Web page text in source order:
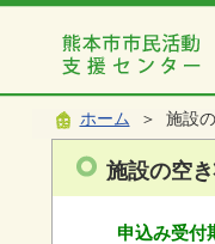
ホーム ＞ 施設
施設の空
申込み受付